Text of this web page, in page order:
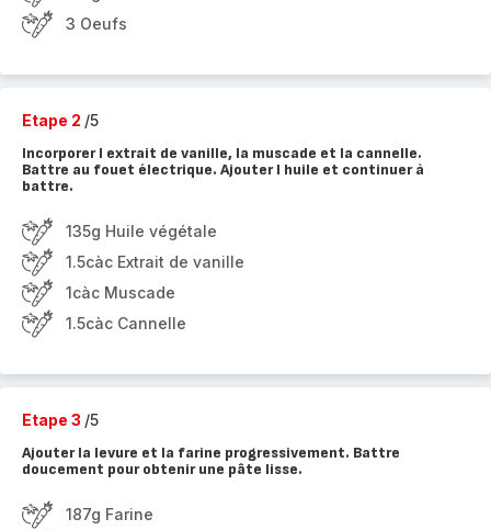
3 Oeufs
Etape 2 /5
Incorporer l extrait de vanille, la muscade et la cannelle.
Battre au fouet électrique. Ajouter l huile et continuer à
battre.
135g Huile végétale
1.5càc Extrait de vanille
1càc Muscade
1.5càc Cannelle
Etape 3 /5
Ajouter la levure et la farine progressivement. Battre
doucement pour obtenir une pâte lisse.
187g Farine